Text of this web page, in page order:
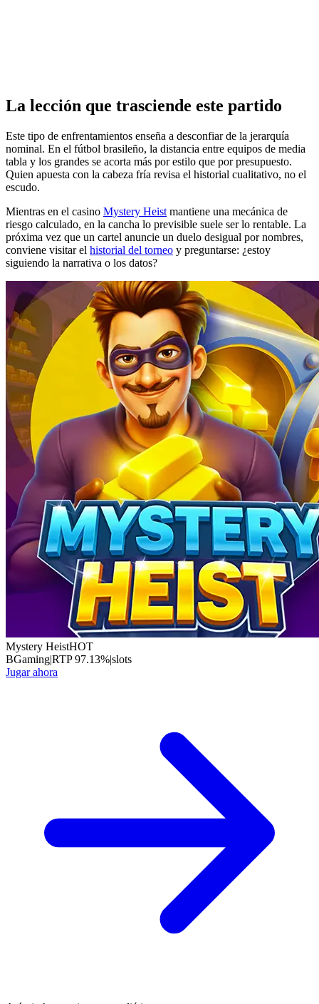
La lección que trasciende este partido
Este tipo de enfrentamientos enseña a desconfiar de la jerarquía
nominal. En el fútbol brasileño, la distancia entre equipos de media
tabla y los grandes se acorta más por estilo que por presupuesto.
Quien apuesta con la cabeza fría revisa el historial cualitativo, no el
escudo.
Mientras en el casino Mystery Heist mantiene una mecánica de
riesgo calculado, en la cancha lo previsible suele ser lo rentable. La
próxima vez que un cartel anuncie un duelo desigual por nombres,
conviene visitar el historial del torneo y preguntarse: ¿estoy
siguiendo la narrativa o los datos?
Mystery HeistHOT
BGaming|RTP97.13%|slots
Jugar ahora